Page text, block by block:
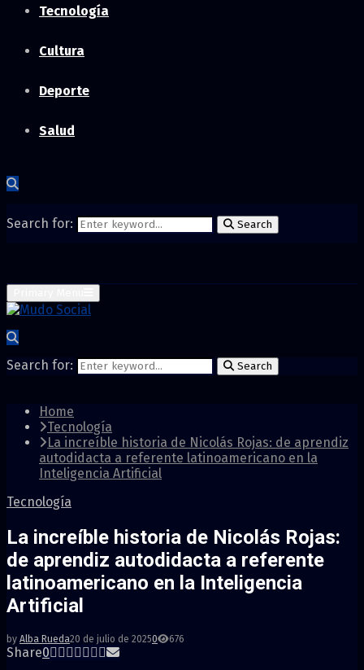
Tecnología
Cultura
Deporte
Salud
Search for: Search
Search for: Search
Home
Tecnología
La increíble historia de Nicolás Rojas: de aprendiz
autodidacta a referente latinoamericano en la
Inteligencia Artificial
Tecnología
La increíble historia de Nicolás Rojas:
de aprendiz autodidacta a referente
latinoamericano en la Inteligencia
Artificial
by Alba Rueda20 de julio de 20250 676
Share0